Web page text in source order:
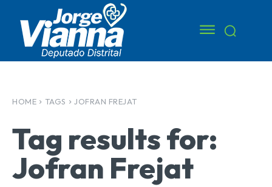
HOME TAGS JOFRAN FREJAT
Tag results for:
Jofran Frejat